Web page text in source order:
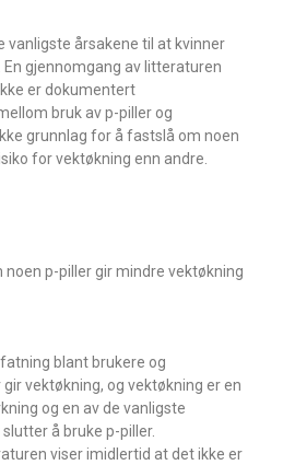
vanligste årsakene til at kvinner
gjennomgang av litteraturen
er dokumentert
bruk av p-piller og
grunnlag for å fastslå om noen
for vektøkning enn andre.
noen p-piller gir mindre vektøkning
blant brukere og
vektøkning, og vektøkning er en
og en av de vanligste
å bruke p-piller.
viser imidlertid at det ikke er